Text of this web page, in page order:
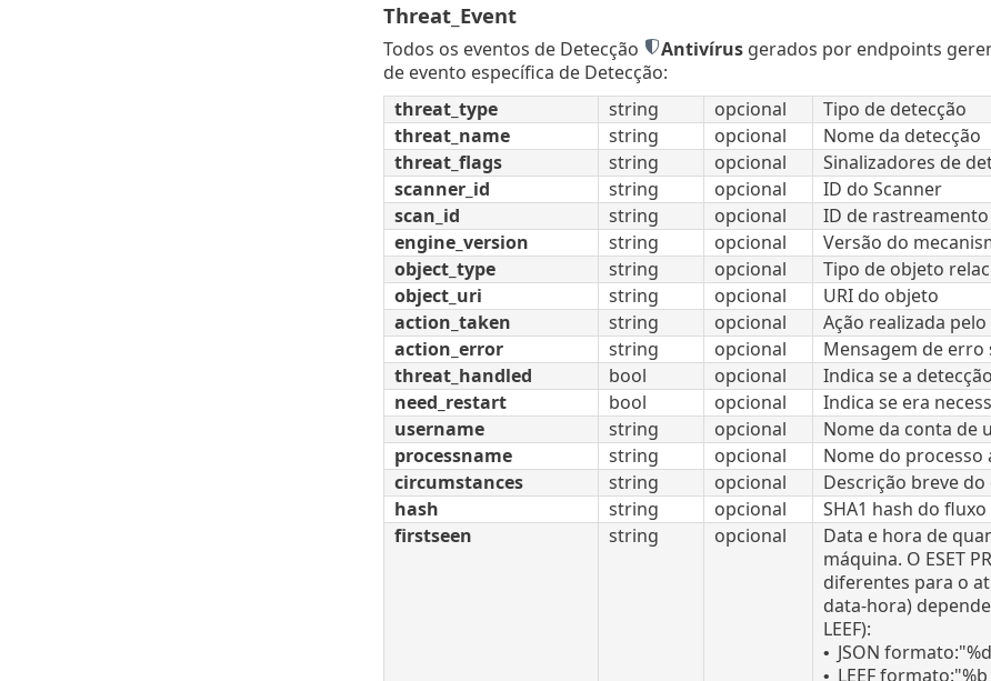
Threat_Event
Todos os eventos de Detecção Antivírusgerados por endpoints
de evento específica de Detecção:
threat_type
string opcional
Tipo de detecção
threat_name
string opcional
Nome da detecção
threat_flags
string opcional
Sinalizadores de
scanner_id
string opcional
ID do Scanner
scan_id
string opcional
ID de rastreamento
engine_version
string opcional
Versão do
object_type
string opcional
Tipo de objeto
object_uri
string opcional
URI do objeto
action_taken
string opcional
Ação realizada
action_error
string opcional
Mensagem de erro
threat_handled
bool opcional
Indica se a
need_restart
bool opcional
Indica se era
username
string opcional
Nome da conta de
processname
string opcional
Nome do processo
circumstances
string opcional
Descrição breve
hash
string opcional
SHA1 hash do
firstseen
string opcional
Data e hora de
máquina. O ESET
diferentes para o
data-hora)
LEEF):
• JSON
• LEEF formato:"%b